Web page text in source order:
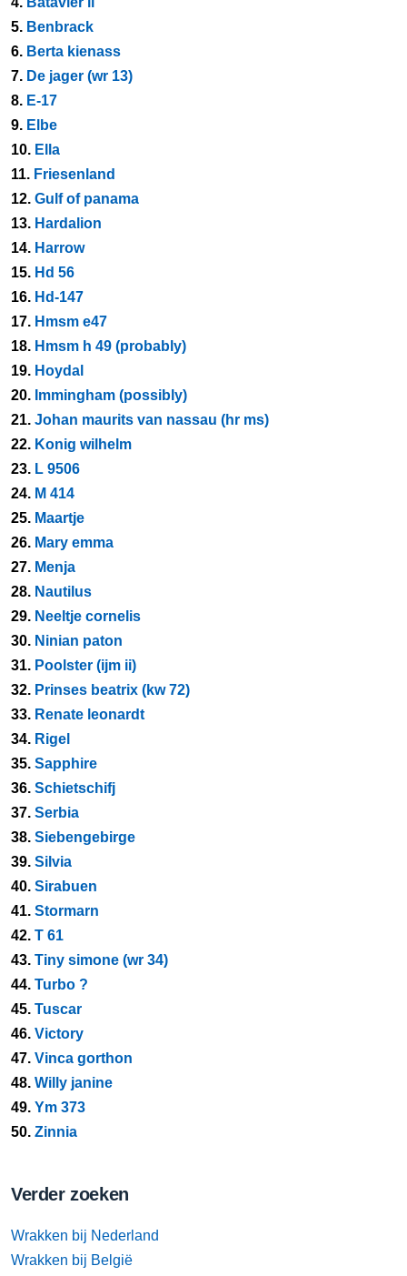
5. Benbrack
6. Berta kienass
7. De jager (wr 13)
8. E-17
9. Elbe
10. Ella
11. Friesenland
12. Gulf of panama
13. Hardalion
14. Harrow
15. Hd 56
16. Hd-147
17. Hmsm e47
18. Hmsm h 49 (probably)
19. Hoydal
20. Immingham (possibly)
21. Johan maurits van nassau (hr ms)
22. Konig wilhelm
23. L 9506
24. M 414
25. Maartje
26. Mary emma
27. Menja
28. Nautilus
29. Neeltje cornelis
30. Ninian paton
31. Poolster (ijm ii)
32. Prinses beatrix (kw 72)
33. Renate leonardt
34. Rigel
35. Sapphire
36. Schietschifj
37. Serbia
38. Siebengebirge
39. Silvia
40. Sirabuen
41. Stormarn
42. T 61
43. Tiny simone (wr 34)
44. Turbo ?
45. Tuscar
46. Victory
47. Vinca gorthon
48. Willy janine
49. Ym 373
50. Zinnia
Verder zoeken
Wrakken bij Nederland
Wrakken bij België